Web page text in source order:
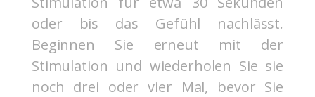
oder bis das Gefühl nachlässt.
Beginnen Sie erneut mit der
Stimulation und wiederholen Sie sie
noch drei oder vier Mal, bevor Sie